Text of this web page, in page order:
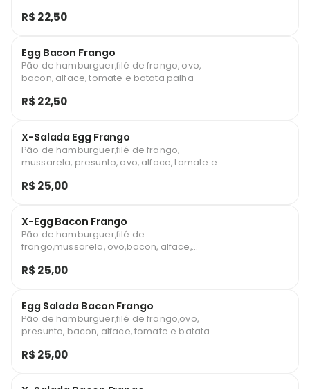
R$ 22,50
Egg Bacon Frango
Pão de hamburguer,filé de frango, ovo,
bacon, alface, tomate e batata palha
R$ 22,50
X-Salada Egg Frango
Pão de hamburguer,filé de frango,
mussarela, presunto, ovo, alface, tomate e
R$ 25,00
X-Egg Bacon Frango
Pão de hamburguer,filé de
frango,mussarela, ovo,bacon, alface,
R$ 25,00
Egg Salada Bacon Frango
Pão de hamburguer,filé de frango,ovo,
presunto, bacon, alface, tomate e batata
R$ 25,00